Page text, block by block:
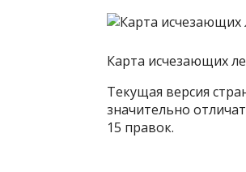
Карта исчезающих
Текущая версия
значительно
15 правок.